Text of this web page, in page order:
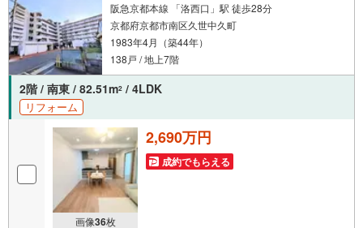
阪急京都本線 「洛西口」駅 徒歩28分
京都府京都市南区久世中久町
1983年4月（築44年）
138戸 / 地上7階
2階 / 南東 / 82.51m2 / 4LDK
リフォーム
画像36枚
2,690万円
成約でもらえる